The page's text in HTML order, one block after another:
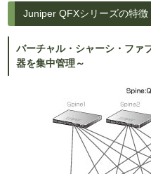
Juniper QFXシリーズの特徴
バーチャル・シャーシ・ファ
器を集中管理～